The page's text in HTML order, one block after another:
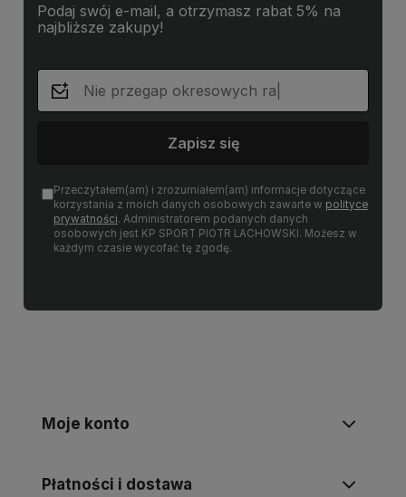
Podaj swój e-mail, a otrzymasz rabat 5% na
najbliższe zakupy!
Zapisz się
Przeczytałem(am) i zrozumiałem(am) informacje dotyczące
korzystania z moich danych osobowych zawarte w polityce
prywatności. Administratorem podanych danych
osobowych jest KP SPORT PIOTR LACHOWSKI. Możesz w
każdym czasie wycofać tę zgodę.
Moje konto
Płatności i dostawa